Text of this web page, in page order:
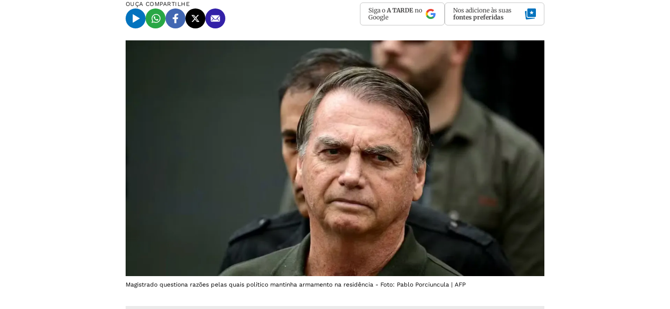
OUÇA COMPARTILHE
Siga o A TARDE no
Google
Nos adicione às suas
fontes preferidas
Magistrado questiona razões pelas quais político mantinha armamento na residência - Foto: Pablo Porciuncula | AFP